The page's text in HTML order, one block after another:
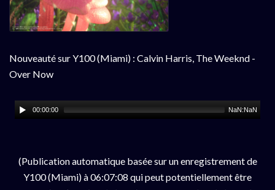
Nouveauté sur Y100 (Miami) : Calvin Harris, The Weeknd -
Over Now
00:00:00 NaN:NaN
(Publication automatique basée sur un enregistrement de
Y100 (Miami) à 06:07:08 qui peut potentiellement être